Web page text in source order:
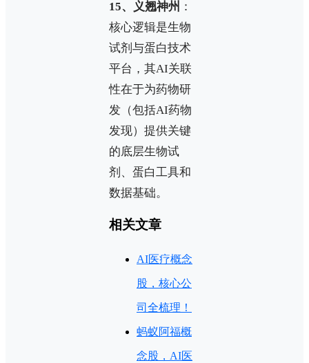
15、义翘神州 ：
核心逻辑是生物
试剂与蛋白技术
平台，其AI关联
性在于为药物研
发（包括AI药物
发现）提供关键
的底层生物试
剂、蛋白工具和
数据基础。
相关文章
AI医疗概念
股，核心公
司全梳理！
蚂蚁阿福概
念股，AI医